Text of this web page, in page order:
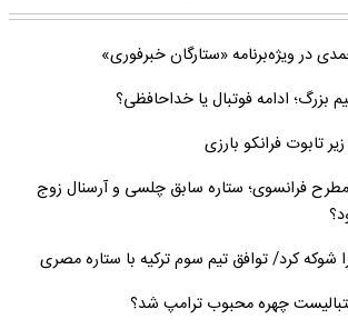
در ویژه‌برنامه «ستارگان خبرفوری»
بزرگ؛ ادامه فوتبال یا خداحافظی؟
تابوت فرانکو بارزی
مطرح فرانسوی؛ ستاره سابق چلسی و آرسنال زوج
شوکه کرد/ توافق تیم سوم ترکیه با ستاره مصری
چهره محبوب ترامپ شد؟